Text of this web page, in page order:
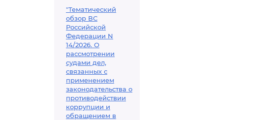
"Тематический
обзор ВС
Российской
Федерации N
14/2026. О
рассмотрении
судами дел,
связанных с
применением
законодательства о
противодействии
коррупции и
обращением в